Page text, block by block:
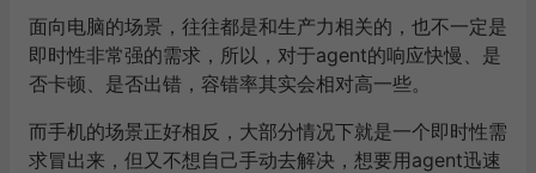
面向电脑的场景，往往都是和生产力相关的，也不一定是
即时性非常强的需求，所以，对于agent的响应快慢、是
否卡顿、是否出错，容错率其实会相对高一些。
而手机的场景正好相反，大部分情况下就是一个即时性需
求冒出来，但又不想自己手动去解决，想要用agent迅速